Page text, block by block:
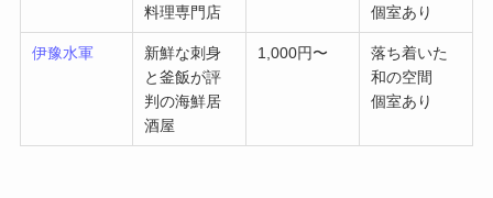
料理専門店
個室あり
伊豫水軍
新鮮な刺身
と釜飯が評
判の海鮮居
酒屋
1,000円〜
落ち着いた
和の空間
個室あり